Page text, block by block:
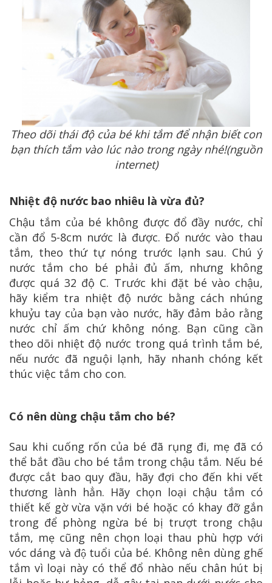
Theo dõi thái độ của bé khi tắm để nhận biết con
bạn thích tắm vào lúc nào trong ngày nhé!(nguồn
internet)
Nhiệt độ nước bao nhiêu là vừa đủ?
Chậu tắm của bé không được đổ đầy nước, chỉ
cần đổ 5-8cm nước là được. Đổ nước vào thau
tắm, theo thứ tự nóng trước lạnh sau. Chú ý
nước tắm cho bé phải đủ ấm, nhưng không
được quá 32 độ C. Trước khi đặt bé vào chậu,
hãy kiểm tra nhiệt độ nước bằng cách nhúng
khuỷu tay của bạn vào nước, hãy đảm bảo rằng
nước chỉ ấm chứ không nóng. Bạn cũng cần
theo dõi nhiệt độ nước trong quá trình tắm bé,
nếu nước đã nguội lạnh, hãy nhanh chóng kết
thúc việc tắm cho con.
Có nên dùng chậu tắm cho bé?
Sau khi cuống rốn của bé đã rụng đi, mẹ đã có
thể bắt đầu cho bé tắm trong chậu tắm. Nếu bé
được cắt bao quy đầu, hãy đợi cho đến khi vết
thương lành hẳn. Hãy chọn loại chậu tắm có
thiết kế gờ vừa vặn với bé hoặc có khay đỡ gắn
trong để phòng ngừa bé bị trượt trong chậu
tắm, mẹ cũng nên chọn loại thau phù hợp với
vóc dáng và độ tuổi của bé. Không nên dùng ghế
tắm vì loại này có thể đổ nhào nếu chân hút bị